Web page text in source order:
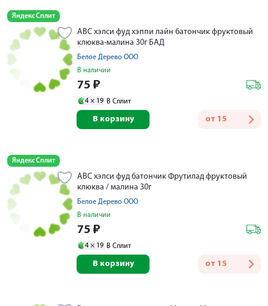
Яндекс Сплит
АВС хэлси фуд хэппи лайн батончик фруктовый
клюква-малина 30г БАД
Белое Дерево ООО
В наличии
75 ₽
4 × 19 В Сплит
от 15
В корзину
Яндекс Сплит
АВС хэлси фуд батончик Фрутилад фруктовый
клюква / малина 30г
Белое Дерево ООО
В наличии
75 ₽
4 × 19 В Сплит
от 15
В корзину